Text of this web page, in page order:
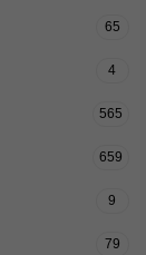
65
4
565
659
9
79